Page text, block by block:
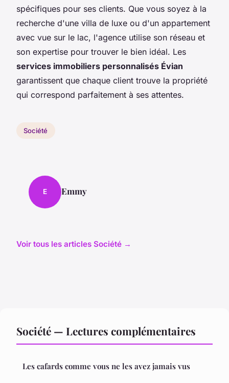
spécifiques pour ses clients. Que vous soyez à la
recherche d'une villa de luxe ou d'un appartement
avec vue sur le lac, l'agence utilise son réseau et
son expertise pour trouver le bien idéal. Les
services immobiliers personnalisés Évian
garantissent que chaque client trouve la propriété
qui correspond parfaitement à ses attentes.
Société
E Emmy
Voir tous les articles Société →
Société — Lectures complémentaires
Les cafards comme vous ne les avez jamais vus